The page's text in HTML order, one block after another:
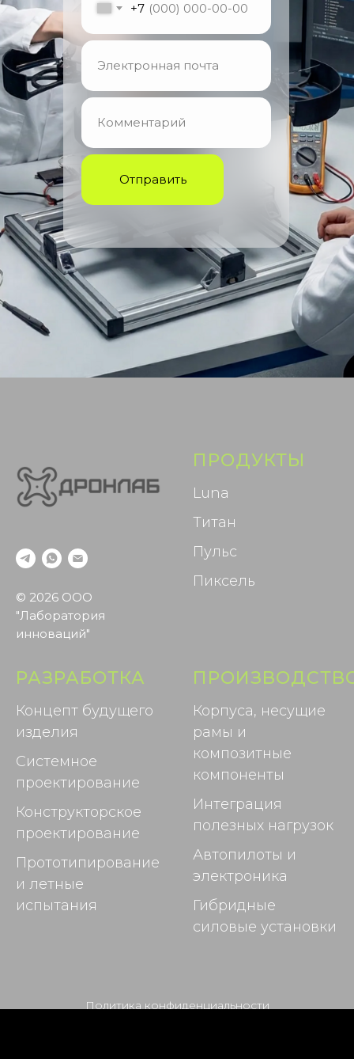
+7
Отправить
© 2026 ООО
"Лаборатория
инноваций"
ПРОДУКТЫ
Luna
Титан
Пульс
Пиксель
РАЗРАБОТКА
Концепт будущего
изделия
Системное
проектирование
Конструкторское
проектирование
Прототипирование
и летные
испытания
Корпуса, несущие
рамы и
композитные
компоненты
Интеграция
полезных нагрузок
Автопилоты и
электроника
Гибридные
силовые установки
Политика конфиденциальности